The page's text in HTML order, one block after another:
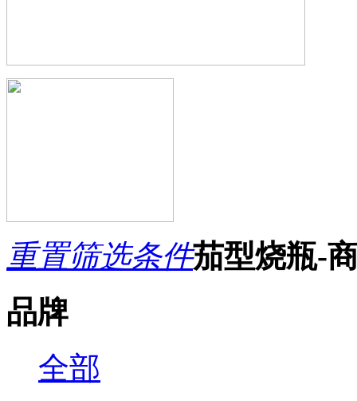
重置筛选条件茄型烧瓶-
品牌
全部